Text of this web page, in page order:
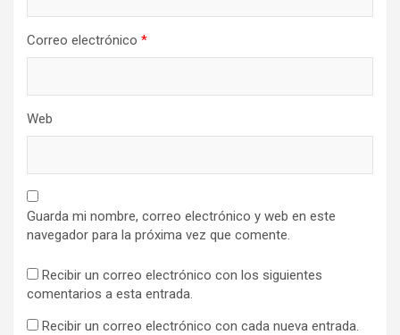
Correo electrónico *
Web
Guarda mi nombre, correo electrónico y web en este
navegador para la próxima vez que comente.
Recibir un correo electrónico con los siguientes
comentarios a esta entrada.
Recibir un correo electrónico con cada nueva entrada.